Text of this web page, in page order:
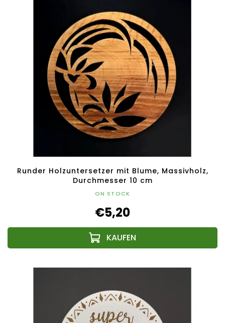
Runder Holzuntersetzer mit Blume, Massivholz,
Durchmesser 10 cm
ON STOCK
€5,20